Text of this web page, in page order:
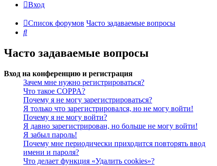
Вход
Список форумов Часто задаваемые вопросы
Поиск
Часто задаваемые вопросы
Вход на конференцию и регистрация
Зачем мне нужно регистрироваться?
Что такое COPPA?
Почему я не могу зарегистрироваться?
Я только что зарегистрировался, но не могу войти!
Почему я не могу войти?
Я давно зарегистрирован, но больше не могу войти!
Я забыл пароль!
Почему мне периодически приходится повторять ввод
имени и пароля?
Что делает функция «Удалить cookies»?